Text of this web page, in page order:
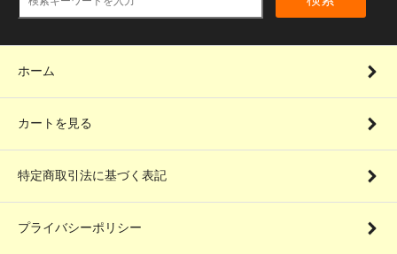
ホーム
カートを見る
特定商取引法に基づく表記
プライバシーポリシー